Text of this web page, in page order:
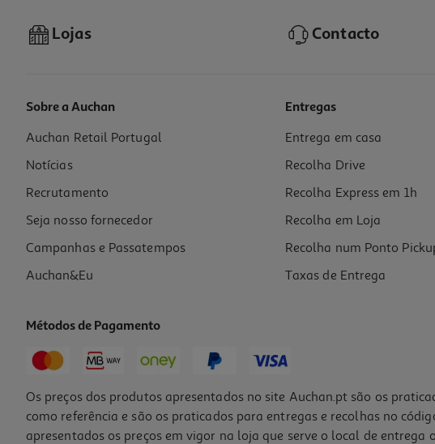
Lojas Contacto
Sobre a Auchan
Auchan Retail Portugal
Notícias
Recrutamento
Seja nosso fornecedor
Campanhas e Passatempos
Auchan&Eu
Entregas
Entrega em casa
Recolha Drive
Recolha Express em 1h
Recolha em Loja
Recolha num Ponto
Taxas de Entrega
Métodos de Pagamento
Os preços dos produtos apresentados no site Auchan.pt são os
como referência e são os praticados para entregas e recolhas no
apresentados os preços em vigor na loja que serve o local de